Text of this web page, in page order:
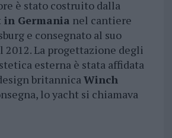
è stato costruito dalla
in Germania nel cantiere
e consegnato al suo
La progettazione degli
esterna è stata affidata
britannicaWinch
lo yacht si chiamava